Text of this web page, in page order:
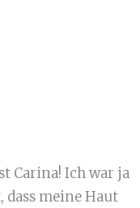
Carina! Ich war ja
dass meine Haut